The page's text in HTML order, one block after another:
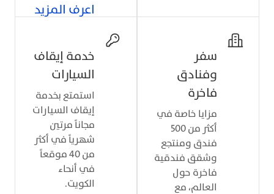
اعرف المزيد
سفر
وفنادق
فاخرة
مزايا خاصة في
أكثر من 500
فندق ومنتجع
وشقق فندقية
فاخرة حول
العالم، مع
خدمة إيقاف
السيارات
استمتع بخدمة
إيقاف السيارات
مجاناً مرتين
شهرياً في أكثر
من 40 موقعاً
في أنحاء
الكويت.